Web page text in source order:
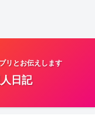
リとお伝えします
日記